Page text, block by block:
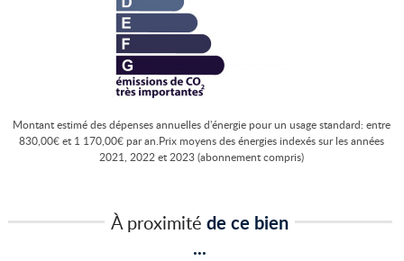
Montant estimé des dépenses annuelles d'énergie pour un usage standard: entre
830,00€ et 1 170,00€ par an.Prix moyens des énergies indexés sur les années
2021, 2022 et 2023 (abonnement compris)
À proximitéde ce bien
...